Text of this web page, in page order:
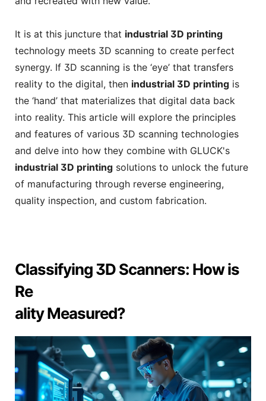
It is at this juncture that industrial 3D printing
technology meets 3D scanning to create perfect
synergy. If 3D scanning is the ‘eye’ that transfers
reality to the digital, then industrial 3D printing is
the ‘hand’ that materializes that digital data back
into reality. This article will explore the principles
and features of various 3D scanning technologies
and delve into how they combine with GLUCK's
industrial 3D printing solutions to unlock the future
of manufacturing through reverse engineering,
quality inspection, and custom fabrication.
Classifying 3D Scanners: How is
Re
ality Measured?